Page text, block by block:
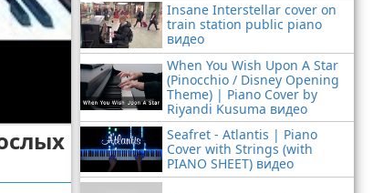
Insane Interstellar cover on
train station public piano
видео
When You Wish Upon A Star
(Pinocchio / Disney Opening
Theme) | Piano Cover by
Riyandi Kusuma видео
Seafret - Atlantis | Piano
Cover with Strings (with
PIANO SHEET) видео